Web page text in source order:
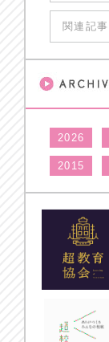
関連記事
2026
2015